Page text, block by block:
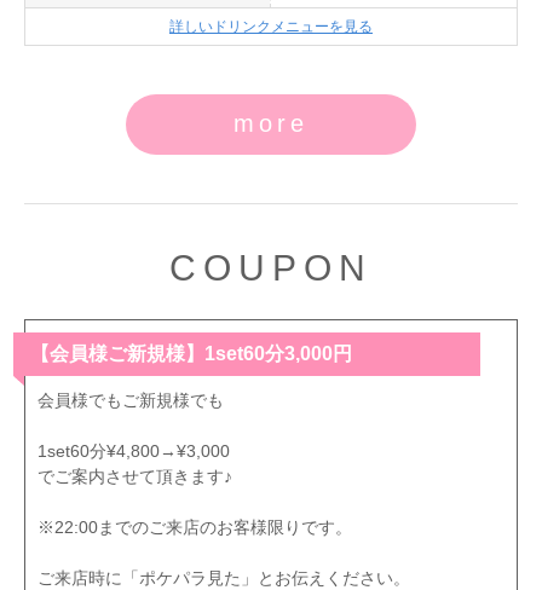
詳しいドリンクメニューを見る
more
COUPON
【会員様ご新規様】1set60分3,000円
会員様でもご新規様でも
1set60分¥4,800→¥3,000
でご案内させて頂きます♪
※22:00までのご来店のお客様限りです。
ご来店時に「ポケパラ見た」とお伝えください。